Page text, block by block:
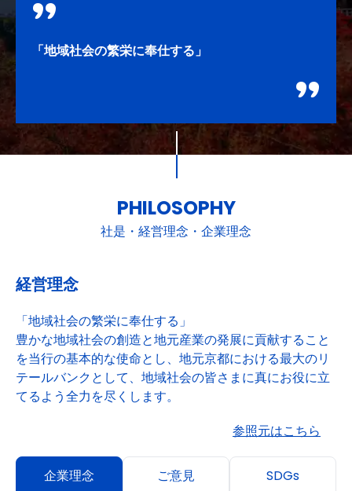
「地域社会の繁栄に奉仕する」
PHILOSOPHY
社是・経営理念・企業理念
経営理念
「地域社会の繁栄に奉仕する」
豊かな地域社会の創造と地元産業の発展に貢献すること
を当行の基本的な使命とし、地元京都における最大のリ
テールバンクとして、地域社会の皆さまに真にお役に立
てるよう全力を尽くします。
参照元はこちら
企業理念 ご意見 SDGs